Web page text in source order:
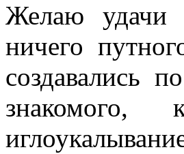
Желаю удачи
ничего
создавались
знакомого,